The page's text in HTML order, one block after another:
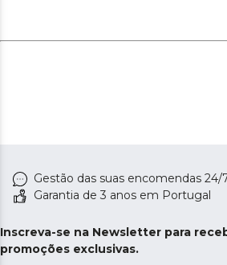
Gestão das suas encomendas 24/
Garantia de 3 anos em Portugal
Inscreva-se na Newsletter para
promoções exclusivas.